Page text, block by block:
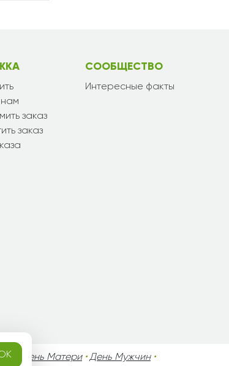
заказ
заказ
СООБЩЕСТВО
Интересные факты
День Матери•День Мужчин•